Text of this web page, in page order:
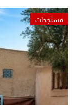
مستجدات